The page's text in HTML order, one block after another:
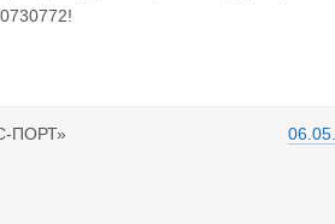
ПОРТ»